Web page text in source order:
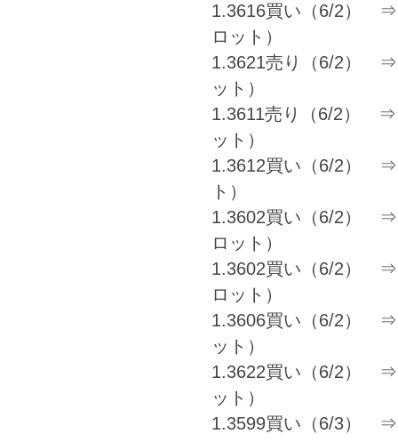
1.3616買い（6/2） ⇒
ロット）
1.3621売り（6/2） ⇒
ット）
1.3611売り（6/2） ⇒
ット）
1.3612買い（6/2） ⇒
ト）
1.3602買い（6/2） ⇒
ロット）
1.3602買い（6/2） ⇒
ロット）
1.3606買い（6/2） ⇒
ット）
1.3622買い（6/2） ⇒
ット）
1.3599買い（6/3） ⇒